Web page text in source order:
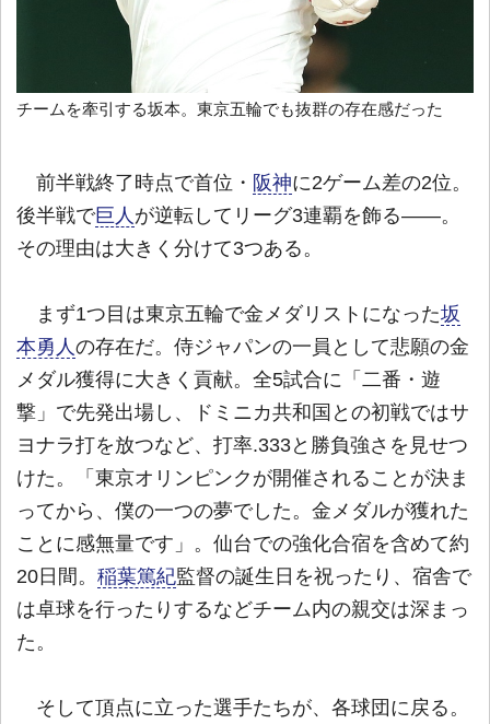
チームを牽引する坂本。東京五輪でも抜群の存在感だった
前半戦終了時点で首位・ 阪神に2ゲーム差の2位。
後半戦で巨人 が逆転してリーグ3連覇を飾る――。
その理由は大きく分けて3つある。
まず1つ目は東京五輪で金メダリストになった坂
本勇人 の存在だ。侍ジャパンの一員として悲願の金
メダル獲得に大きく貢献。全5試合に「二番・遊
撃」で先発出場し、ドミニカ共和国との初戦ではサ
ヨナラ打を放つなど、打率.333と勝負強さを見せつ
けた。「東京オリンピンクが開催されることが決ま
ってから、僕の一つの夢でした。金メダルが獲れた
ことに感無量です」。仙台での強化合宿を含めて約
20日間。 稲葉篤紀監督の誕生日を祝ったり、宿舎で
は卓球を行ったりするなどチーム内の親交は深まっ
た。
そして頂点に立った選手たちが、各球団に戻る。